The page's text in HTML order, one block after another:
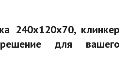
Цена по запросу
240х120х70, клинкер
для вашего